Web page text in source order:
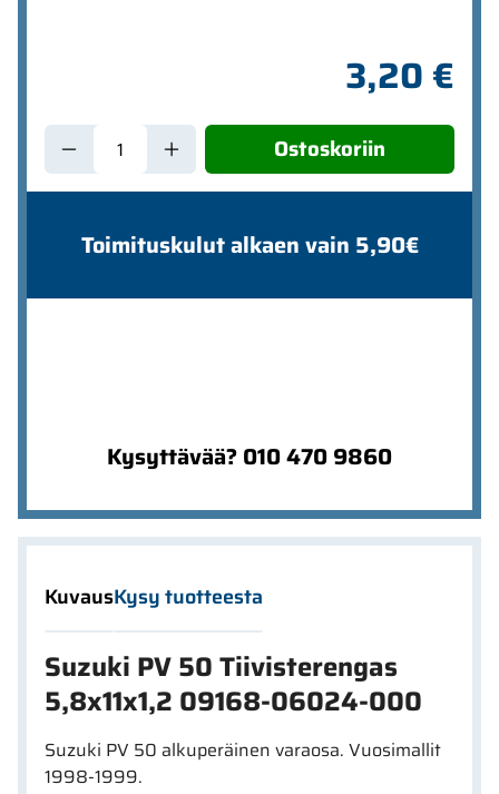
3,20 €
Ostoskoriin
Toimituskulut alkaen vain 5,90€
Kysyttävää? 010 470 9860
KuvausKysy tuotteesta
Suzuki PV 50 Tiivisterengas
5,8x11x1,2 09168-06024-000
Suzuki PV 50 alkuperäinen varaosa. Vuosimallit
1998-1999.